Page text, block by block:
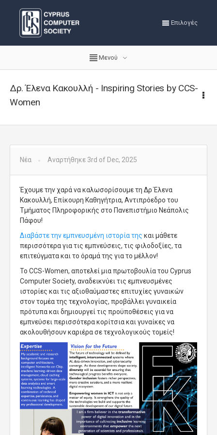
Επιλογές
Μενού
Δρ. Έλενα Κακουλλή - Inspiring Stories by CCS-
Women
Νέα Αναρτήθηκε 3rd of Dec, 2025
Έχουμε την χαρά να καλωσορίσουμε τη Δρ Έλενα
Κακουλλή, Επίκουρη Καθηγήτρια, Αντιπρόεδρο του
Τμήματος Πληροφορικής στο Πανεπιστήμιο Νεάπολις
Πάφου!
Διαβάστε την εμπνευσμένη ιστορία της και μάθετε
περισσότερα για τις εμπνεύσεις, τις φιλοδοξίες, τα
επιτεύγματα και το όραμά της για το μέλλον!
Το CCS-Women, αποτελεί μια πρωτοβουλία του Cyprus
Computer Society, αναδεικνύει τις εμπνευσμένες
ιστορίες και τις αξιοθαύμαστες επιτυχίες γυναικών
στον τομέα της τεχνολογίας, προβάλλει γυναικεία
πρότυπα και δημιουργεί τις προϋποθέσεις για να
εμπνεύσει περισσότερα κορίτσια και γυναίκες να
ακολουθήσουν καριέρα σε τεχνολογικούς τομείς!